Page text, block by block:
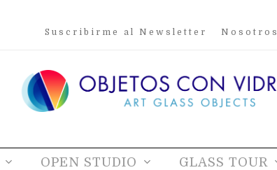
Suscribirme al Newsletter Nosotros
OPEN STUDIO GLASS TOUR